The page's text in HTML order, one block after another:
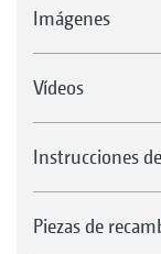
Imágenes
Vídeos
Instrucciones
Piezas de